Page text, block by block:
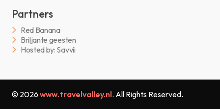
Partners
Red Banana
Briljante geesten
Hosted by: Savvii
© 2026 www.travelvalley.nl. All Rights Reserved.